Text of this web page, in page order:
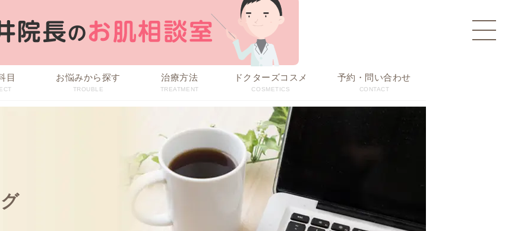
目 お悩みから探す
TROUBLE
治療方法
TREATMENT
ドクターズコスメ
COSMETICS
予約・問い合わせ
CONTACT
toggle